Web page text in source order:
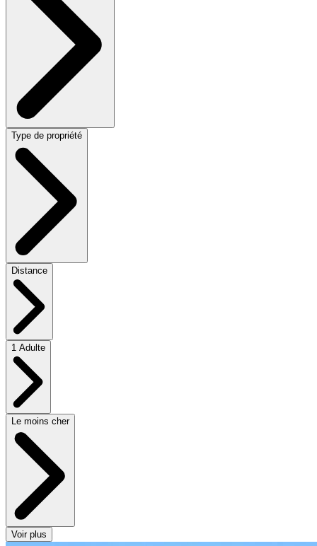
Type de propriété
Distance
1 Adulte
Le moins cher
Voir plus